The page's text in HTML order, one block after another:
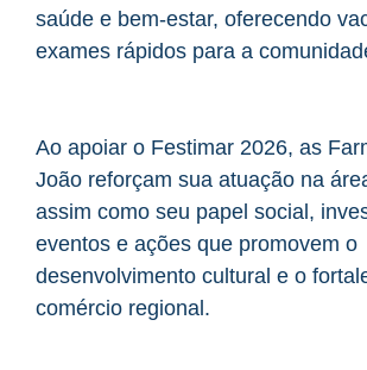
saúde e bem‑estar, oferecendo
exames rápidos para a
Ao apoiar o Festimar 2026, as
João reforçam sua atuação na
assim como seu papel social,
eventos e ações que promovem o
desenvolvimento cultural e o
comércio regional.